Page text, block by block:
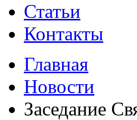
Статьи
Контакты
Главная
Новости
Заседание